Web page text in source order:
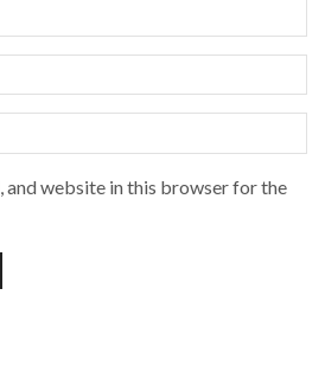
and website in this browser for the